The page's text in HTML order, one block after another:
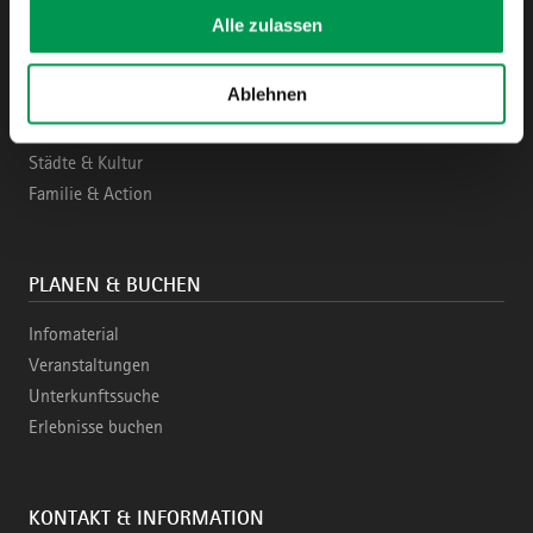
Alle zulassen
Ablehnen
ENTDECKEN
Aktiv & Naturziele
Städte & Kultur
Familie & Action
PLANEN & BUCHEN
Infomaterial
Veranstaltungen
Unterkunftssuche
Erlebnisse buchen
KONTAKT & INFORMATION